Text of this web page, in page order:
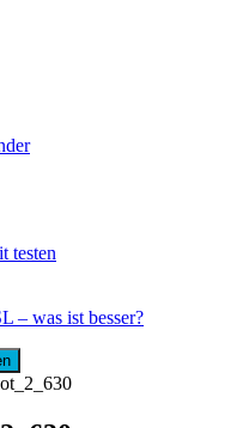
testen
– was ist besser?